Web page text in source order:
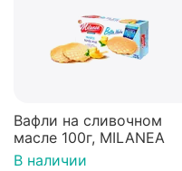
Вафли на сливочном
масле 100г, MILANEA
В наличии